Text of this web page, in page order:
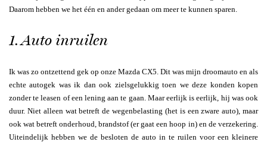
Daarom hebben we het één en ander gedaan om meer te kunnen sparen.
1. Auto inruilen
Ik was zo ontzettend gek op onze Mazda CX5. Dit was mijn droomauto en als
echte autogek was ik dan ook zielsgelukkig toen we deze konden kopen
zonder te leasen of een lening aan te gaan. Maar eerlijk is eerlijk, hij was ook
duur. Niet alleen wat betreft de wegenbelasting (het is een zware auto), maar
ook wat betreft onderhoud, brandstof (er gaat een hoop in) en de verzekering.
Uiteindelijk hebben we de besloten de auto in te ruilen voor een kleinere